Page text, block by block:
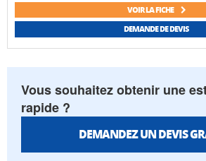
VOIR LA FICHE
DEMANDE DE DEVIS
Vous souhaitez obtenir une
rapide ?
DEMANDEZ UN DEVIS